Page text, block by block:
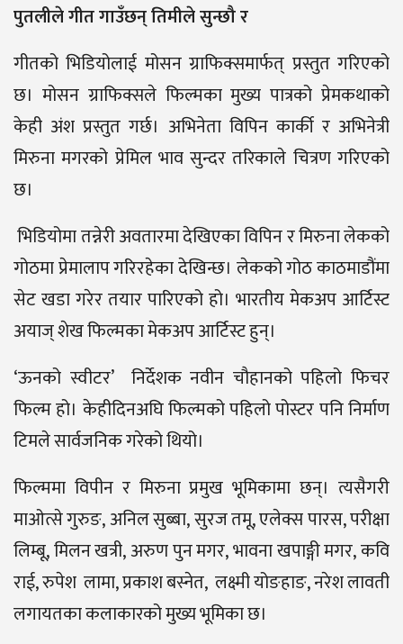
पुतलीले गीत गाउँछन् तिमीले सुन्छौ र
गीतको भिडियोलाई मोसन ग्राफिक्समार्फत् प्रस्तुत गरिएको
छ। मोसन ग्राफिक्सले फिल्मका मुख्य पात्रको प्रेमकथाको
केही अंश प्रस्तुत गर्छ। अभिनेता विपिन कार्की र अभिनेत्री
मिरुना मगरको प्रेमिल भाव सुन्दर तरिकाले चित्रण गरिएको
छ।
भिडियोमा तन्नेरी अवतारमा देखिएका विपिन र मिरुना लेकको
गोठमा प्रेमालाप गरिरहेका देखिन्छ। लेकको गोठ काठमाडौंमा
सेट खडा गरेर तयार पारिएको हो। भारतीय मेकअप आर्टिस्ट
अयाज् शेख फिल्मका मेकअप आर्टिस्ट हुन्।
‘ऊनको स्वीटर’ निर्देशक नवीन चौहानको पहिलो फिचर
फिल्म हो। केहीदिनअघि फिल्मको पहिलो पोस्टर पनि निर्माण
टिमले सार्वजनिक गरेको थियो।
फिल्ममा विपीन र मिरुना प्रमुख भूमिकामा छन्। त्यसैगरी
माओत्से गुरुङ, अनिल सुब्बा, सुरज तमू, एलेक्स पारस, परीक्षा
लिम्बू, मिलन खत्री, अरुण पुन मगर, भावना खपाङ्गी मगर, कवि
राई, रुपेश लामा, प्रकाश बस्नेत, लक्ष्मी योङहाङ, नरेश लावती
लगायतका कलाकारको मुख्य भूमिका छ।